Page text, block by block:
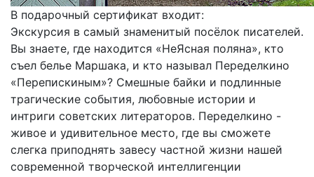
В подарочный сертификат входит:
Экскурсия в самый знаменитый посёлок писателей.
Вы знаете, где находится «НеЯсная поляна», кто
съел белье Маршака, и кто называл Переделкино
«Перепискиным»? Смешные байки и подлинные
трагические события, любовные истории и
интриги советских литераторов. Переделкино -
живое и удивительное место, где вы сможете
слегка приподнять завесу частной жизни нашей
современной творческой интеллигенции